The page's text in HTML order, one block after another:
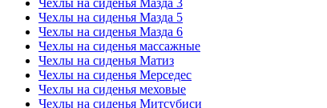
Чехлы на сиденья Мазда 3
Чехлы на сиденья Мазда 5
Чехлы на сиденья Мазда 6
Чехлы на сиденья массажные
Чехлы на сиденья Матиз
Чехлы на сиденья Мерседес
Чехлы на сиденья меховые
Чехлы на сиденья Митсубиси